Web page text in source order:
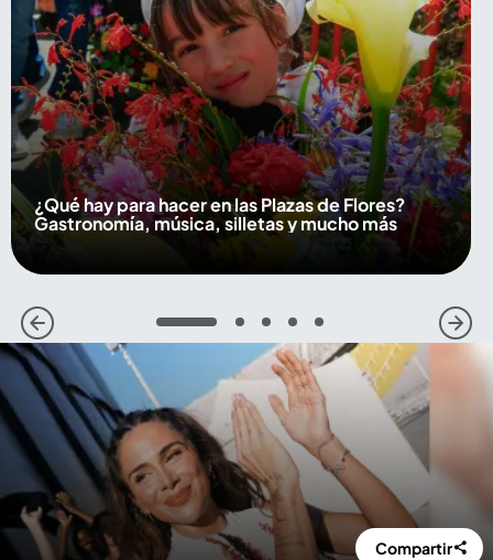
¿Qué hay para hacer en las Plazas de Flores?
Gastronomía, música, silletas y mucho más
1 2 3 4 5
Compartir